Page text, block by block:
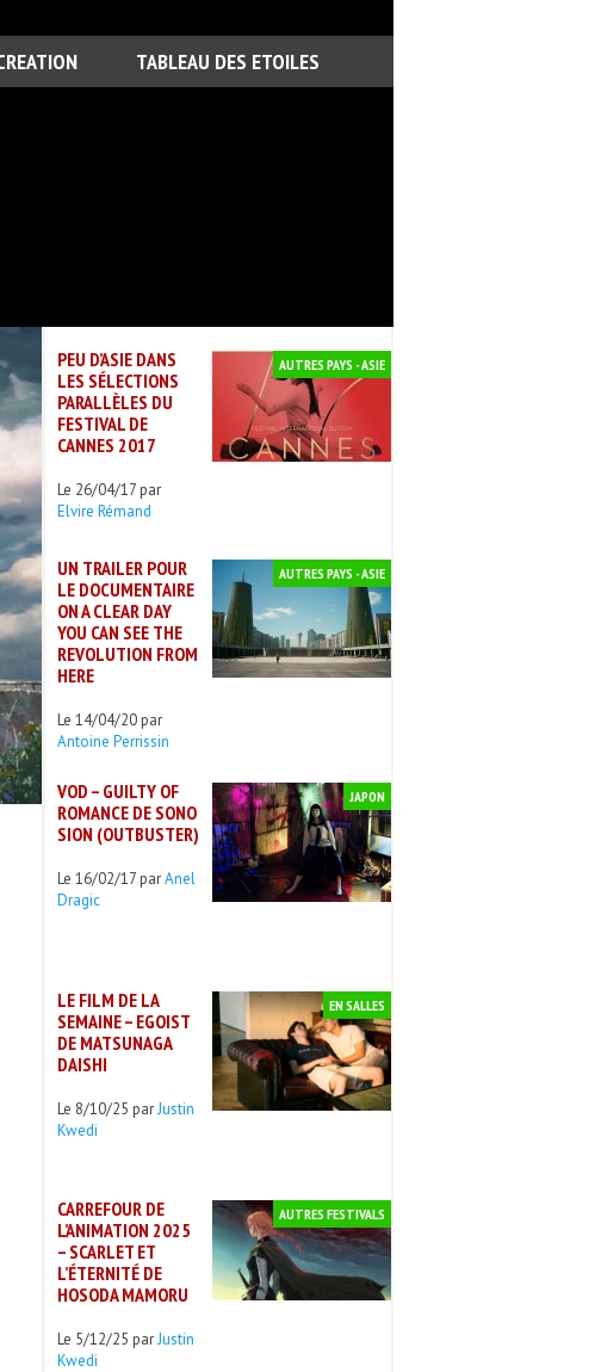
TABLEAU DES ETOILES
PEU D’ASIE DANS
LES SÉLECTIONS
PARALLÈLES DU
FESTIVAL DE
CANNES 2017
Le 26/04/17 par
Elvire Rémand
AUTRES PAYS - ASIE
UN TRAILER POUR
LE DOCUMENTAIRE
ON A CLEAR DAY
YOU CAN SEE THE
REVOLUTION FROM
HERE
Le 14/04/20 par
Antoine Perrissin
AUTRES PAYS - ASIE
VOD – GUILTY OF
ROMANCE DE SONO
SION (OUTBUSTER)
Le 16/02/17 parAnel
Dragic
JAPON
LE FILM DE LA
SEMAINE – EGOIST
DE MATSUNAGA
DAISHI
Le 8/10/25 parJustin
Kwedi
EN SALLES
CARREFOUR DE
L’ANIMATION 2025
– SCARLET ET
L’ÉTERNITÉ DE
HOSODA MAMORU
Le 5/12/25 parJustin
Kwedi
AUTRES FESTIVALS